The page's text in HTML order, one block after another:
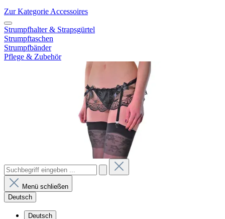
Zur Kategorie Accessoires
Strumpfhalter & Strapsgürtel
Strumpftaschen
Strumpfbänder
Pflege & Zubehör
Menü schließen
Deutsch
Deutsch